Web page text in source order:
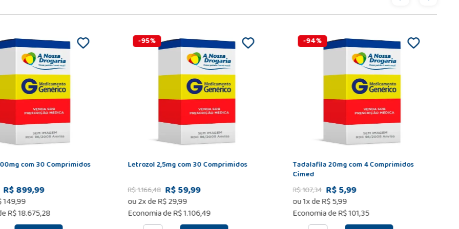
com 30 Comprimidos
R$ 899,99
149,99
R$ 18.675,28
-95%
Letrozol 2,5mg com 30 Comprimidos
R$1.166,48 R$ 59,99
ou2x deR$29,99
Economia deR$ 1.106,49
-94%
Tadalafila 20mg com 4 Comprimidos
Cimed
R$107,34 R$ 5,99
ou1x deR$5,99
Economia deR$ 101,35